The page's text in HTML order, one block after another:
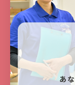
あ